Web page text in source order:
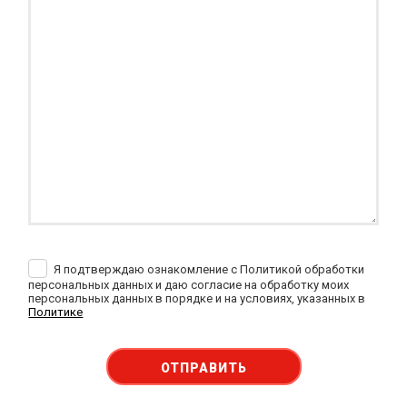
Я подтверждаю ознакомление с Политикой обработки
персональных данных и даю согласие на обработку моих
персональных данных в порядке и на условиях, указанных в
Политике
ОТПРАВИТЬ